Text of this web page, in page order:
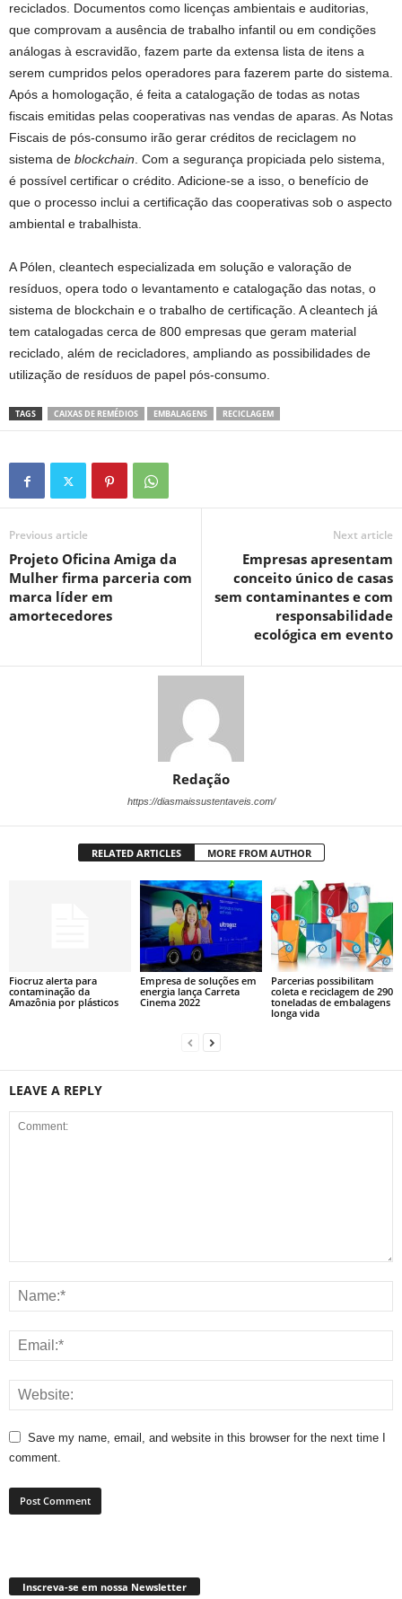
reciclados. Documentos como licenças ambientais e auditorias,
que comprovam a ausência de trabalho infantil ou em condições
análogas à escravidão, fazem parte da extensa lista de itens a
serem cumpridos pelos operadores para fazerem parte do sistema.
Após a homologação, é feita a catalogação de todas as notas
fiscais emitidas pelas cooperativas nas vendas de aparas. As Notas
Fiscais de pós-consumo irão gerar créditos de reciclagem no
sistema de blockchain. Com a segurança propiciada pelo sistema,
é possível certificar o crédito. Adicione-se a isso, o benefício de
que o processo inclui a certificação das cooperativas sob o aspecto
ambiental e trabalhista.
A Pólen, cleantech especializada em solução e valoração de
resíduos, opera todo o levantamento e catalogação das notas, o
sistema de blockchain e o trabalho de certificação. A cleantech já
tem catalogadas cerca de 800 empresas que geram material
reciclado, além de recicladores, ampliando as possibilidades de
utilização de resíduos de papel pós-consumo.
TAGS CAIXAS DE REMÉDIOS EMBALAGENS RECICLAGEM
Previous article
Projeto Oficina Amiga da
Mulher firma parceria com
marca líder em
amortecedores
Next article
Empresas apresentam
conceito único de casas
sem contaminantes e com
responsabilidade
ecológica em evento
Redação
https://diasmaissustentaveis.com/
RELATED ARTICLES MORE FROM AUTHOR
Fiocruz alerta para
contaminação da
Amazônia por plásticos
Empresa de soluções em
energia lança Carreta
Cinema 2022
Parcerias possibilitam
coleta e reciclagem de 290
toneladas de embalagens
longa vida
LEAVE A REPLY
Save my name, email, and website in this browser for the next time I
comment.
Inscreva-se em nossa Newsletter